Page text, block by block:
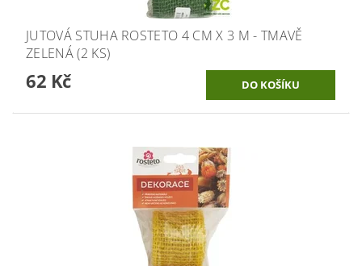
JUTOVÁ STUHA ROSTETO 4 CM X 3 M - TMAVĚ
ZELENÁ (2 KS)
62 Kč